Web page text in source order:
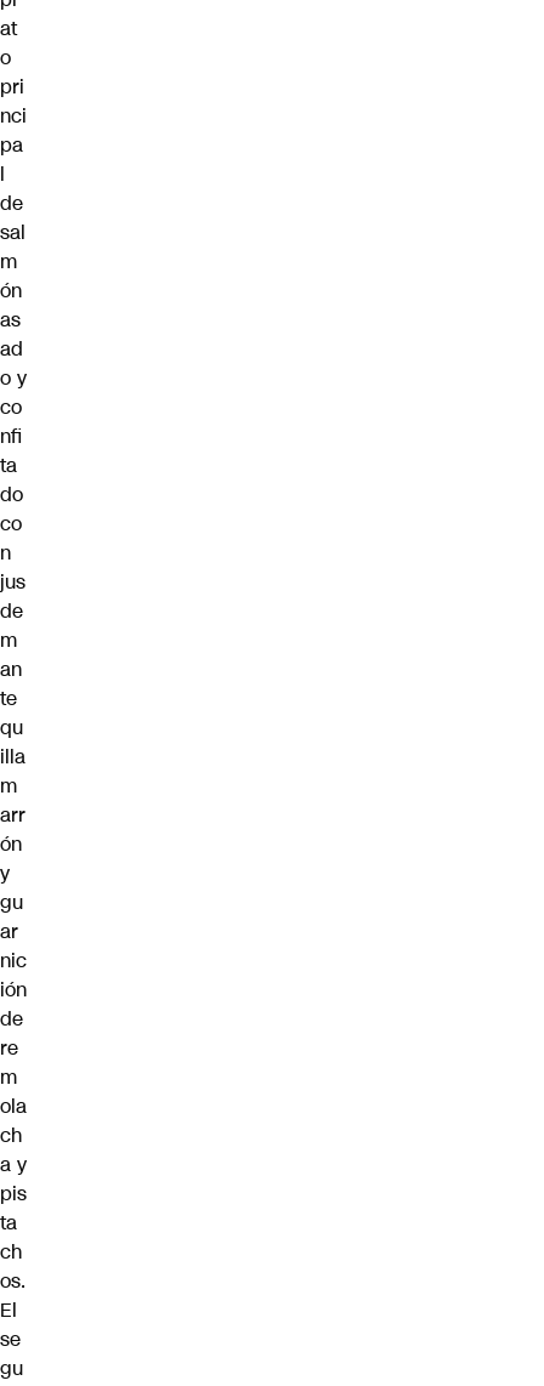
at
o
pri
nci
pa
l
de
sal
m
ón
as
ad
o y
co
nfi
ta
do
co
n
jus
de
m
an
te
qu
illa
m
arr
ón
y
gu
ar
nic
ión
de
re
m
ola
ch
a y
pis
ta
ch
os.
El
se
gu